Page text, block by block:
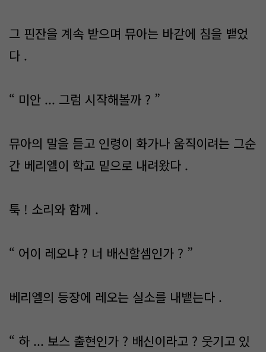
그 핀잔을 계속 받으며 뮤아는 바갇에 침을 뱉었
다 .
“ 미안 ... 그럼 시작해볼까 ? ”
뮤아의 말을 듣고 인령이 화가나 움직이려는 그순
간 베리엘이 학교 밑으로 내려왔다 .
툭 ! 소리와 함께 .
“ 어이 레오냐 ? 너 배신할셈인가 ? ”
베리엘의 등장에 레오는 실소를 내뱉는다 .
“ 하 ... 보스 출현인가 ? 배신이라고 ? 웃기고 있